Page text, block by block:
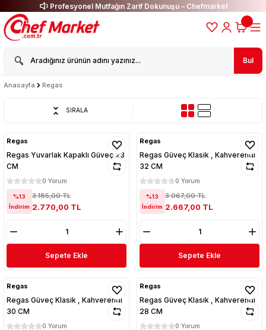
Profesyonel Mutfağın Zarif Dokunuşu – Chefmarket
Bul
Anasayfa Regas
SIRALA
Regas
Regas Yuvarlak Kapaklı Güveç 23
CM
0 Yorum
%13
İndirim
3.185,00 TL
2.770,00 TL
Sepete Ekle
Regas
Regas Güveç Klasik , Kahverengi
32 CM
0 Yorum
%13
İndirim
3.067,00 TL
2.667,00 TL
Sepete Ekle
Regas
Regas Güveç Klasik , Kahverengi
30 CM
0 Yorum
Regas
Regas Güveç Klasik , Kahverengi
28 CM
0 Yorum